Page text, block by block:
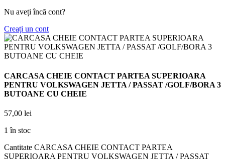
Nu aveți încă cont?
Creați un cont
CARCASA CHEIE CONTACT PARTEA SUPERIOARA
PENTRU VOLKSWAGEN JETTA / PASSAT /GOLF/BORA 3
BUTOANE CU CHEIE
57,00 lei
1 în stoc
Cantitate CARCASA CHEIE CONTACT PARTEA
SUPERIOARA PENTRU VOLKSWAGEN JETTA / PASSAT